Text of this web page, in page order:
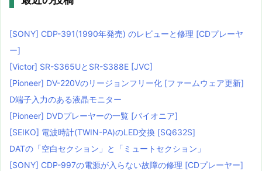
[SONY] CDP-391(1990年発売) のレビューと修理 [CDプレーヤ
ー]
[Victor] SR-S365UとSR-S388E [JVC]
[Pioneer] DV-220Vのリージョンフリー化 [ファームウェア更新]
D端子入力のある液晶モニター
[Pioneer] DVDプレーヤーの一覧 [パイオニア]
[SEIKO] 電波時計(TWIN-PA)のLED交換 [SQ632S]
DATの「空白セクション」と「ミュートセクション」
[SONY] CDP-997の電源が入らない故障の修理 [CDプレーヤー]